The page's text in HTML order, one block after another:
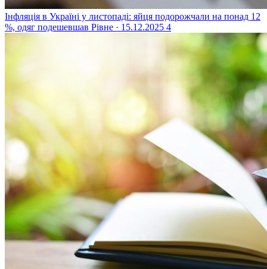
Інфляція в Україні у листопаді: яйця подорожчали на понад 12
%, одяг подешевшав Рівне · 15.12.2025 4